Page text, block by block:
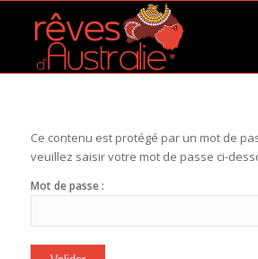
Ce contenu est protégé par un mot de
veuillez saisir votre mot de passe ci-
Mot de passe :